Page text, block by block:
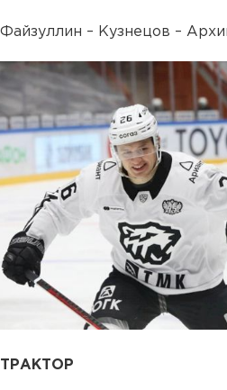
Файзуллин – Кузнецов –
ТРАКТОР